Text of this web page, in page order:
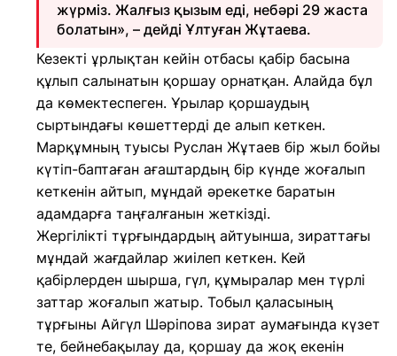
жүрміз. Жалғыз қызым еді, небәрі 29 жаста
болатын», – дейді Ұлтуған Жұтаева.
Кезекті ұрлықтан кейін отбасы қабір басына
құлып салынатын қоршау орнатқан. Алайда бұл
да көмектеспеген. Ұрылар қоршаудың
сыртындағы көшеттерді де алып кеткен.
Марқұмның туысы Руслан Жұтаев бір жыл бойы
күтіп-баптаған ағаштардың бір күнде жоғалып
кеткенін айтып, мұндай әрекетке баратын
адамдарға таңғалғанын жеткізді.
Жергілікті тұрғындардың айтуынша, зираттағы
мұндай жағдайлар жиілеп кеткен. Кей
қабірлерден шырша, гүл, құмыралар мен түрлі
заттар жоғалып жатыр. Тобыл қаласының
тұрғыны Айгүл Шәріпова зират аумағында күзет
те, бейнебақылау да, қоршау да жоқ екенін